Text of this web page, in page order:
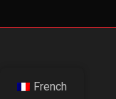
French